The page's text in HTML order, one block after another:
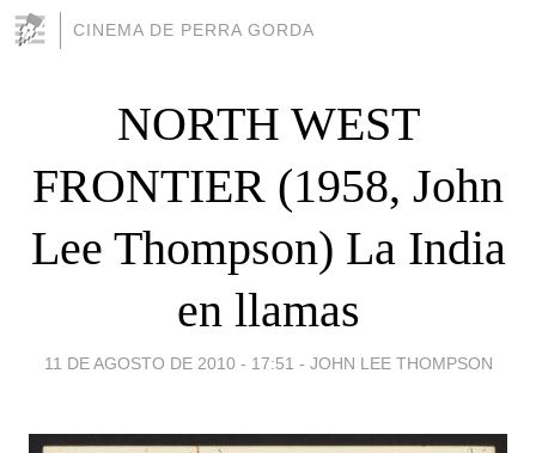
CINEMA DE PERRA GORDA
NORTH WEST
FRONTIER (1958, John
Lee Thompson) La India
en llamas
11 DE AGOSTO DE 2010 - 17:51 - JOHN LEE THOMPSON